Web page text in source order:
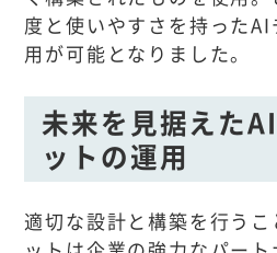
度と使いやすさを持った
用が可能となりました。
未来を見据えた
ットの運用
適切な設計と構築を行う